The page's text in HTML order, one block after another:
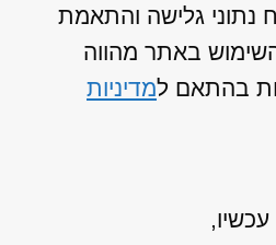
נתוני גלישה והתאמת
באתר מהווה
בהתאם למדיניות